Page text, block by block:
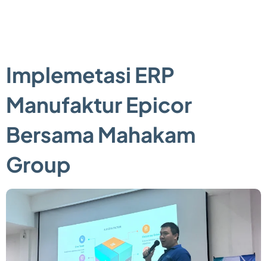
Implemetasi ERP
Manufaktur Epicor
Bersama Mahakam
Group